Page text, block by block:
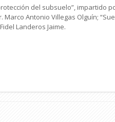
del subsuelo”, impartido
Antonio Villegas Olguín;
Landeros Jaime.